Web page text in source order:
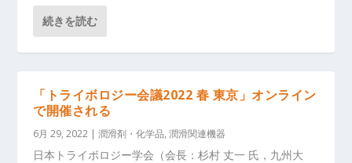
続きを読む
「トライボロジー会議2022 春 東京」オンライン
で開催される
6月 29, 2022 |潤滑剤・化学品,潤滑関連機器
日本トライボロジー学会（会長：杉村 丈一 氏，九州大